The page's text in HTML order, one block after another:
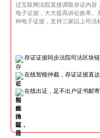
过互联网法院直接调取存证内容
电子证据，大大提高诉讼效率
种电子证据，支持三家以上司法
存证证据同步法院司法区块
在线智能仲裁，存证证据直
在线出证，足不出户证书邮